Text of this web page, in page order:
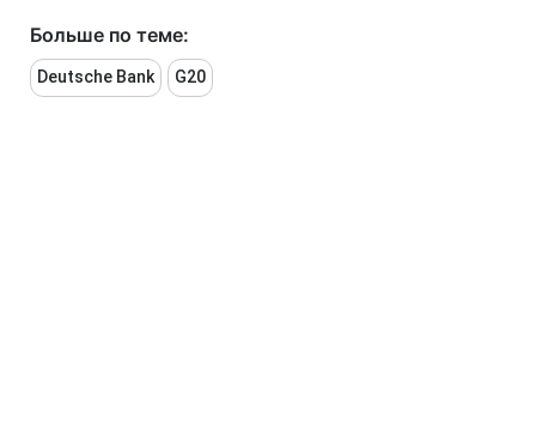
Больше по теме:
Deutsche Bank G20